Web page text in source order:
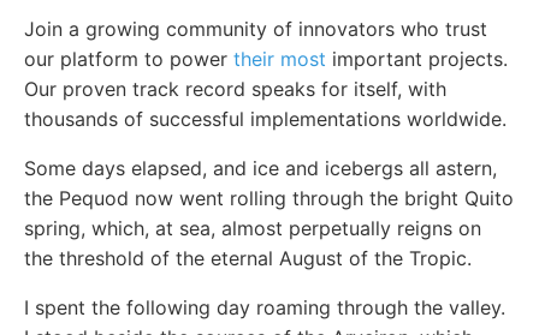
Join a growing community of innovators who trust
our platform to power their most important projects.
Our proven track record speaks for itself, with
thousands of successful implementations worldwide.
Some days elapsed, and ice and icebergs all astern,
the Pequod now went rolling through the bright Quito
spring, which, at sea, almost perpetually reigns on
the threshold of the eternal August of the Tropic.
I spent the following day roaming through the valley.